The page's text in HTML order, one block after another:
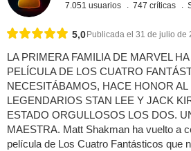
7.051 usuarios 747 críticas
5,0Publicada el 31 de julio de
LA PRIMERA FAMILIA DE MARVEL
PELÍCULA DE LOS CUATRO
NECESITÁBAMOS, HACE HONOR AL
LEGENDARIOS STAN LEE Y JACK
ESTADO ORGULLOSOS LOS DOS.
MAESTRA. Matt Shakman ha vuelto a
película de Los Cuatro Fantásticos que